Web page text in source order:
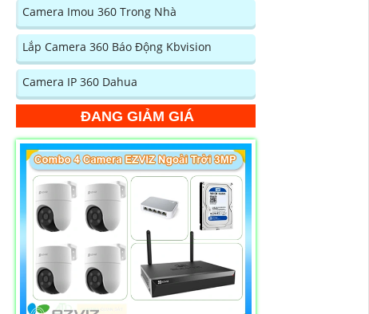
Camera Imou 360 Trong Nhà
Lắp Camera 360 Báo Động Kbvision
Camera IP 360 Dahua
ĐANG GIẢM GIÁ